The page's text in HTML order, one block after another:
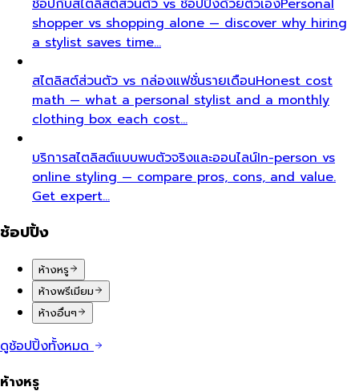
ช้อปกับสไตลิสต์ส่วนตัว vs ช้อปปิ้งด้วยตัวเองPersonal
shopper vs shopping alone — discover why hiring
a stylist saves time…
สไตลิสต์ส่วนตัว vs กล่องแฟชั่นรายเดือนHonest cost
math — what a personal stylist and a monthly
clothing box each cost…
บริการสไตลิสต์แบบพบตัวจริงและออนไลน์In-person vs
online styling — compare pros, cons, and value.
Get expert…
ช้อปปิ้ง
ห้างหรู
ห้างพรีเมียม
ห้างอื่นๆ
ดูช้อปปิ้งทั้งหมด
ห้างหรู